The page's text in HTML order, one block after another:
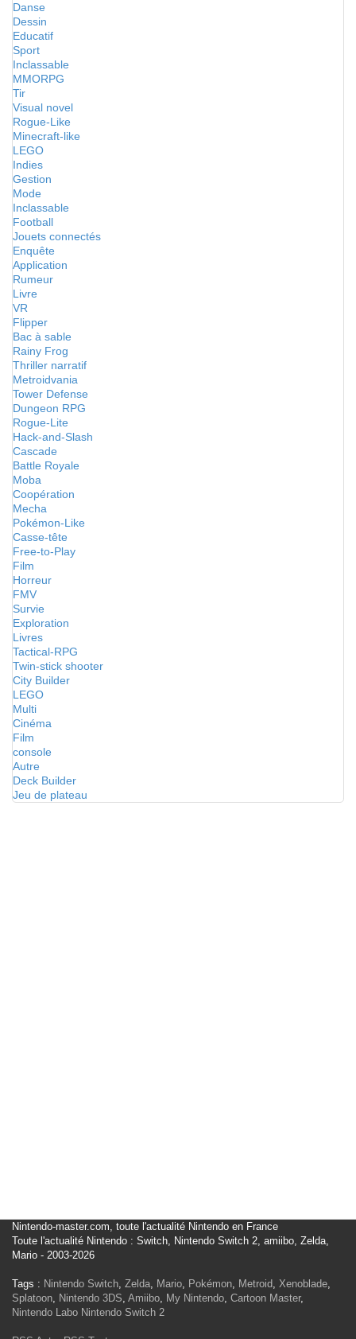
Danse
Dessin
Educatif
Sport
Inclassable
MMORPG
Tir
Visual novel
Rogue-Like
Minecraft-like
LEGO
Indies
Gestion
Mode
Inclassable
Football
Jouets connectés
Enquête
Application
Rumeur
Livre
VR
Flipper
Bac à sable
Rainy Frog
Thriller narratif
Metroidvania
Tower Defense
Dungeon RPG
Rogue-Lite
Hack-and-Slash
Cascade
Battle Royale
Moba
Coopération
Mecha
Pokémon-Like
Casse-tête
Free-to-Play
Film
Horreur
FMV
Survie
Exploration
Livres
Tactical-RPG
Twin-stick shooter
City Builder
LEGO
Multi
Cinéma
Film
console
Autre
Deck Builder
Jeu de plateau
Nintendo-master.com, toute l'actualité Nintendo en France
Toute l'actualité Nintendo : Switch, Nintendo Switch 2, amiibo, Zelda,
Mario - 2003-2026
Tags : Nintendo Switch, Zelda, Mario, Pokémon, Metroid, Xenoblade,
Splatoon, Nintendo 3DS, Amiibo, My Nintendo, Cartoon Master,
Nintendo Labo Nintendo Switch 2